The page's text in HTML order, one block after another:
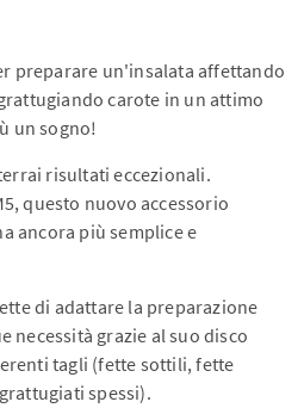
preparare un'insalata affettando
carote in un attimo
un sogno!
risultati eccezionali.
questo nuovo accessorio
ancora più semplice e
di adattare la preparazione
necessità grazie al suo disco
tagli (fette sottili, fette
spessi).